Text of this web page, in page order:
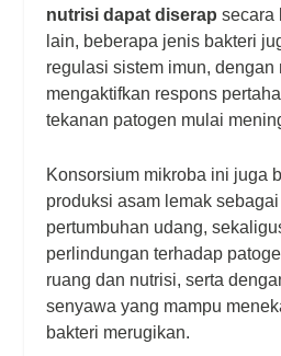
nutrisi dapat diserap secara
lain, beberapa jenis bakteri
regulasi sistem imun, dengan
mengaktifkan respons
tekanan patogen mulai
Konsorsium mikroba ini juga
produksi asam lemak
pertumbuhan udang,
perlindungan terhadap
ruang dan nutrisi, serta
senyawa yang mampu
bakteri merugikan.